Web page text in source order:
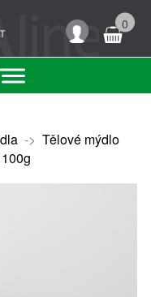
0
-> Tělové mýdlo